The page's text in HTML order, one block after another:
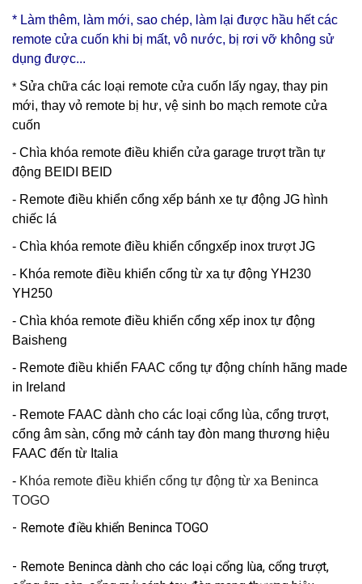
* Làm thêm, làm mới, sao chép, làm lại được hầu hết các
remote cửa cuốn khi bị mất, vô nước, bị rơi vỡ không sử
dụng được...
* Sửa chữa các loại remote cửa cuốn lấy ngay, thay pin
mới, thay vỏ remote bị hư, vệ sinh bo mạch remote cửa
cuốn
- Chìa khóa remote điều khiển cửa garage trượt trần tự
động BEIDI BEID
- Remote điều khiển cổng xếp bánh xe tự động JG hình
chiếc lá
- Chìa khóa remote điều khiển cổngxếp inox trượt JG
- Khóa remote điều khiển cổng từ xa tự động YH230
YH250
- Chìa khóa remote điều khiển cổng xếp inox tự động
Baisheng
- Remote điều khiển FAAC cổng tự động chính hãng made
in Ireland
- Remote FAAC dành cho các loại cổng lùa, cổng trượt,
cổng âm sàn, cổng mở cánh tay đòn mang thương hiệu
FAAC đến từ Italia
- Khóa remote điều khiển cổng tự động từ xa Beninca
TOGO
- Remote điều khiển Beninca TOGO
- Remote Beninca dành cho các loại cổng lùa, cổng trượt,